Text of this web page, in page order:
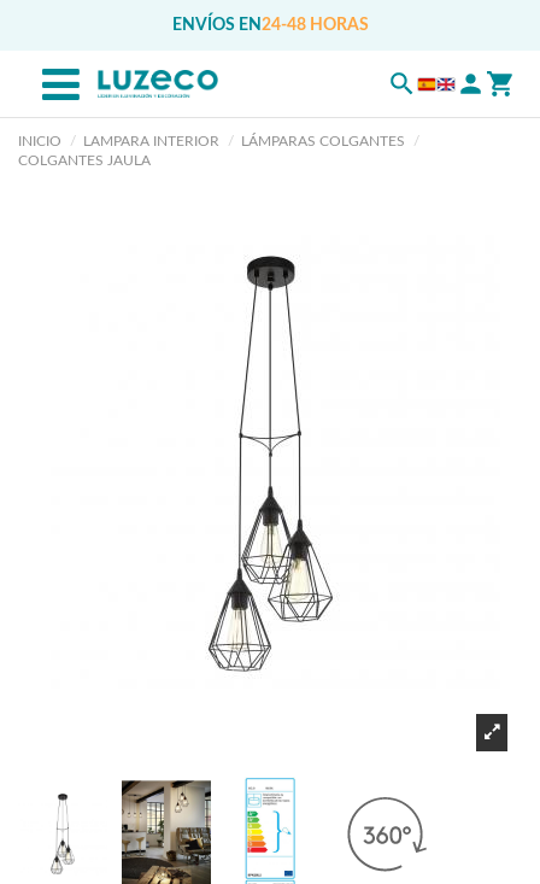
ENVÍOS EN 24-48 HORAS
INICIO LAMPARA INTERIOR
LÁMPARAS COLGANTES
COLGANTES JAULA